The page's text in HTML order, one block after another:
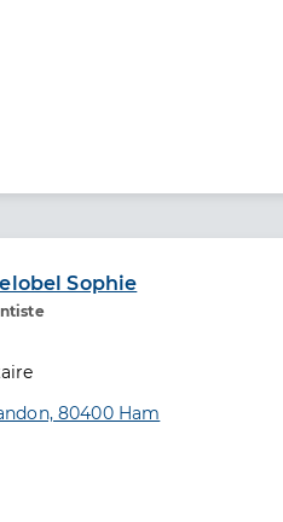
Sophie
de santé
80400 Ham